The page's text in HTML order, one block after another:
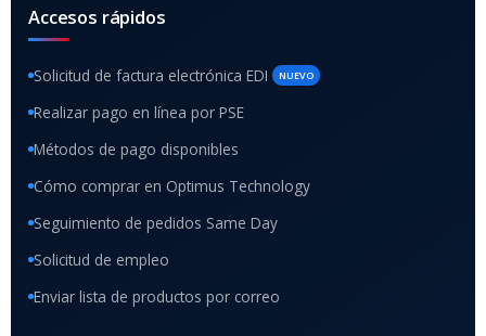
Accesos rápidos
Solicitud de factura electrónica EDI NUEVO
Realizar pago en línea por PSE
Métodos de pago disponibles
Cómo comprar en Optimus Technology
Seguimiento de pedidos Same Day
Solicitud de empleo
Enviar lista de productos por correo